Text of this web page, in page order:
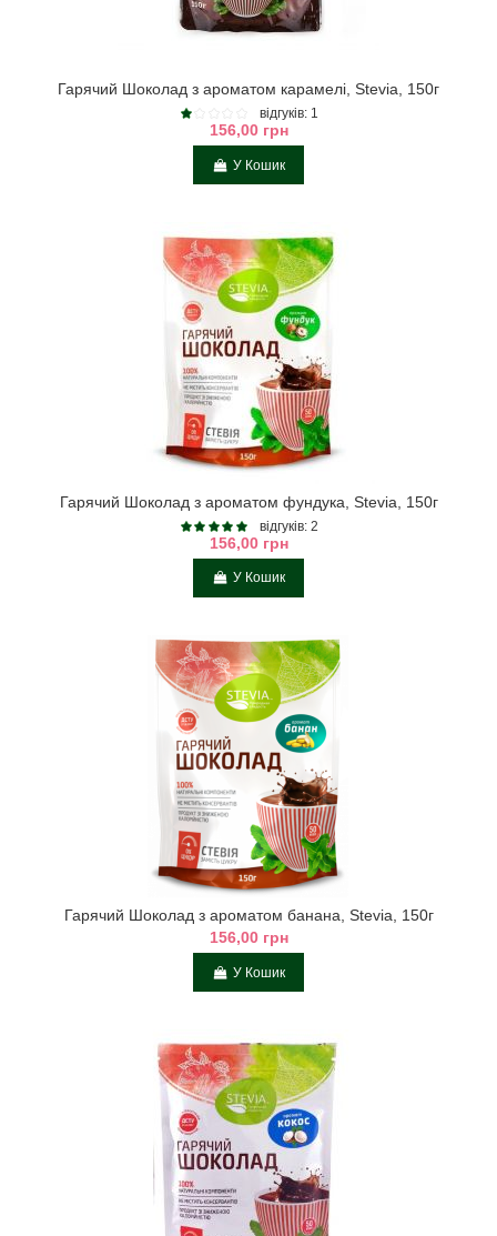
Гарячий Шоколад з ароматом карамелі, Stevia, 150г
відгуків: 1
156,00 грн
У Кошик
Гарячий Шоколад з ароматом фундука, Stevia, 150г
відгуків: 2
156,00 грн
У Кошик
Гарячий Шоколад з ароматом банана, Stevia, 150г
156,00 грн
У Кошик